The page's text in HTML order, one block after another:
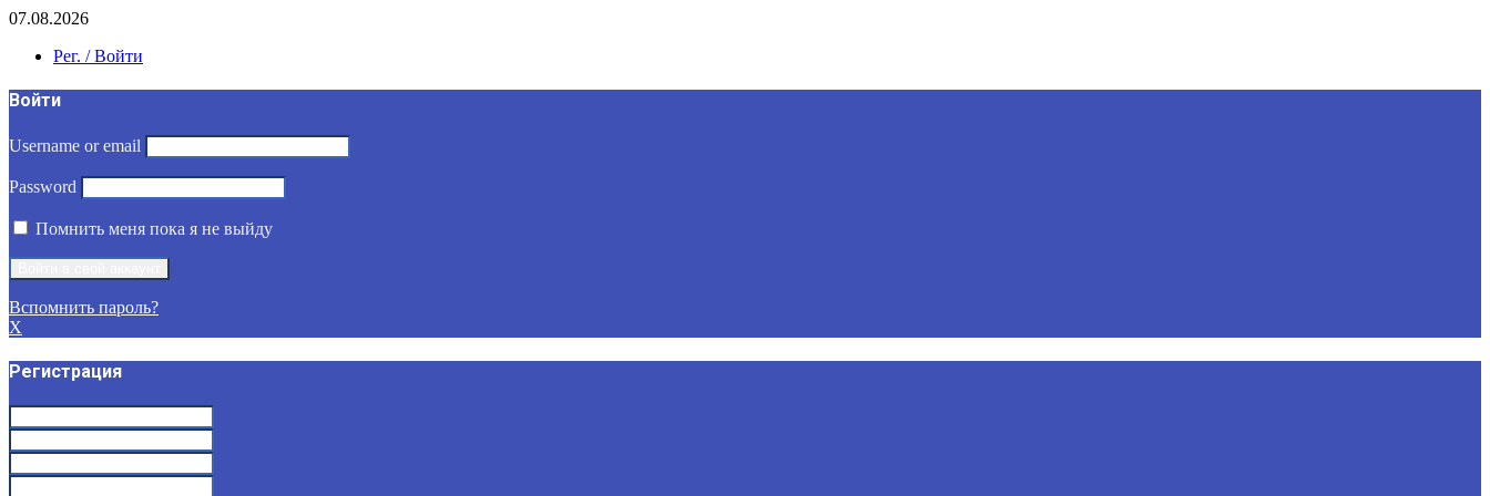
07.08.2026
Рег. / Войти
Войти
Username or email
Password
Помнить меня пока я не выйду
Вспомнить пароль?
X
Регистрация